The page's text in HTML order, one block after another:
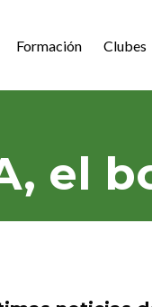
Formación Clubes
el